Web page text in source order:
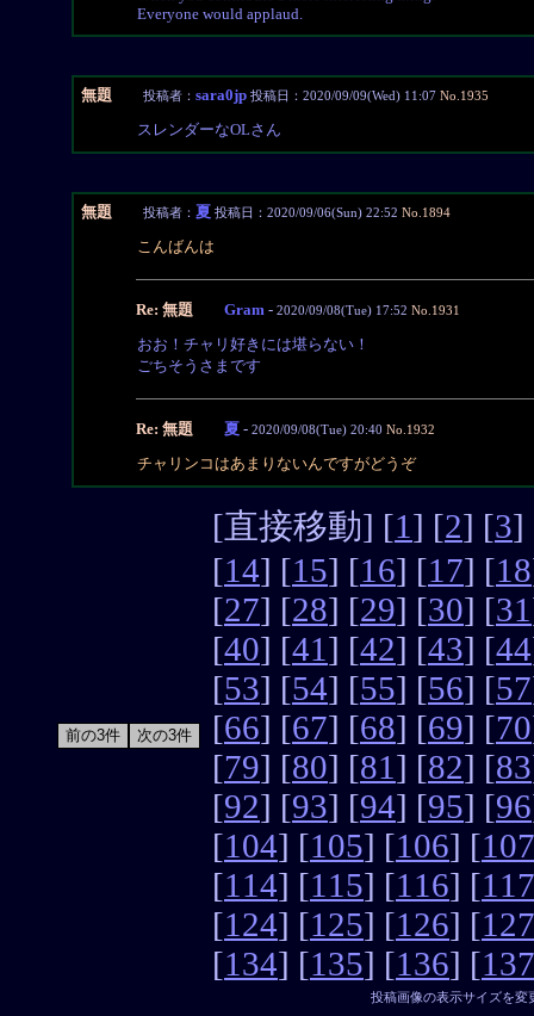
Everyone would applaud.
無題 投稿者： sara0jp 投稿日：2020/09/09(Wed) 11:07 No.1935
スレンダーなOLさん
無題 投稿者： 夏 投稿日：2020/09/06(Sun) 22:52 No.1894
こんばんは
Re: 無題 Gram - 2020/09/08(Tue) 17:52 No.1931
おお！チャリ好きには堪らない！
ごちそうさまです
Re: 無題 夏 - 2020/09/08(Tue) 20:40 No.1932
チャリンコはあまりないんですがどうぞ
[直接移動] [1 ] [2] [3]
[14] [15] [16] [17] [18
[27] [28] [29] [30] [31
[40] [41 ] [42] [43] [44
[53] [54] [55] [56] [57
[66] [67] [68] [69] [70
[79] [80] [81 ] [82] [83
[92] [93] [94] [95] [96
[104] [105] [106] [107
[114] [115] [116] [117
[124] [125] [126] [127
[134] [135] [136] [137
投稿画像の表示サイズを変